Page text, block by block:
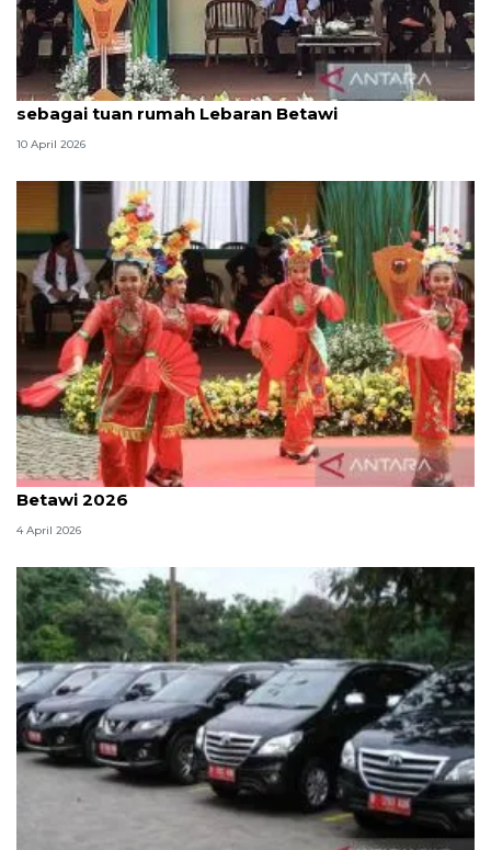
Pertimbangan Pramono pilih Lapangan Banteng
sebagai tuan rumah Lebaran Betawi
10 April 2026
Pemprov DKI siapkan sejumlah kegiatan di Lebaran
Betawi 2026
4 April 2026